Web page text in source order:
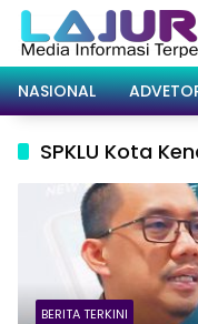
Langsung
konten
NASIONAL
SPKLU Kota
BERITA TERKINI